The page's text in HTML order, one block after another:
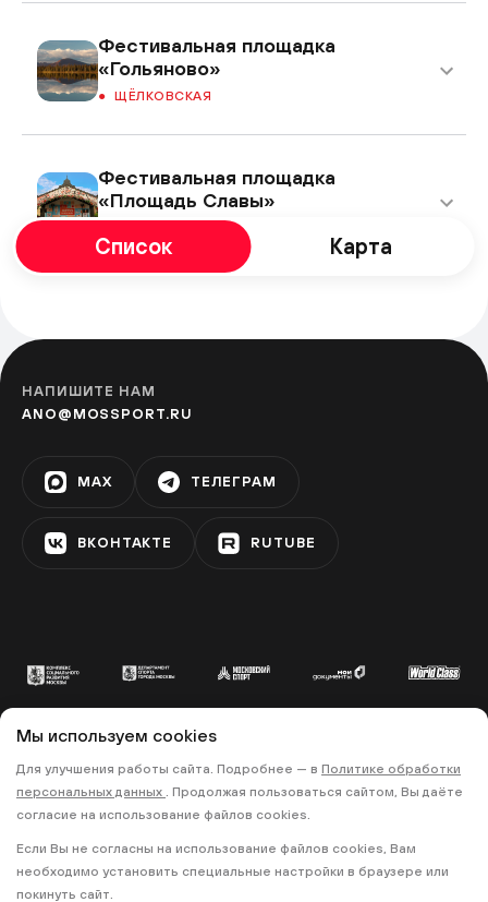
Фестивальная площадка
«Гольяново»
ЩЁЛКОВСКАЯ
Фестивальная площадка
«Площадь Славы»
ЗЯБЛИКОВО
Фестивальная площадка на
бульваре Дмитрия Донского
Стан»
Список Карта
НАПИШИТЕ НАМ
ANO@MOSSPORT.RU
MAX ТЕЛЕГРАМ
ВКОНТАКТЕ RUTUBE
© 2022 «МОСКОВСКИЙ СПОРТ»
• ПОЛИТИКА КОНФИДЕНЦИАЛЬНОСТИ •
ПРАВИЛА ЗАПИСИ НА ТРЕНИРОВКИ
Мы используем cookies
Для улучшения работы сайта. Подробнее — в Политике обработки
персональных данных . Продолжая пользоваться сайтом, Вы даёте
согласие на использование файлов cookies.
Если Вы не согласны на использование файлов cookies, Вам
необходимо установить специальные настройки в браузере или
покинуть сайт.